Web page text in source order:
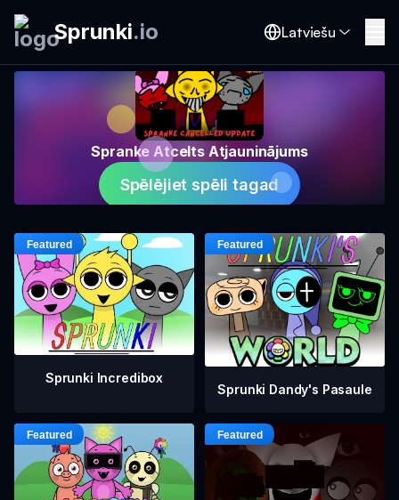
Sprunki.io Latviešu
Spranke Atcelts Atjauninājums
Spēlējiet spēli tagad
Sprunki Incredibox
Sprunki Dandy's Pasaule